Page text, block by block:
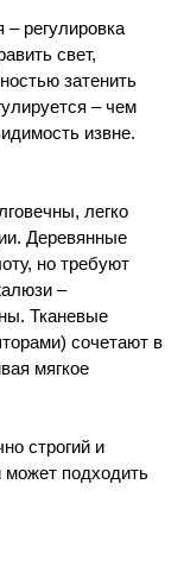
регулировка
свет,
затенить
– чем
извне.
легко
Деревянные
но требуют
–
Тканевые
сочетают в
мягкое
строгий и
подходить